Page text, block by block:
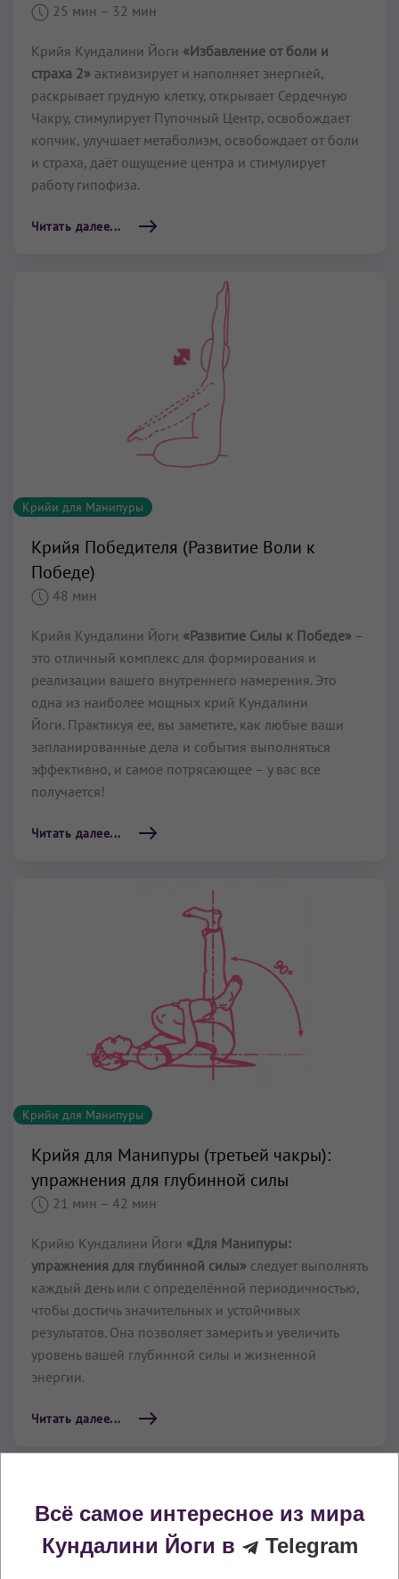
25 мин – 32 мин
Крийя Кундалини Йоги «Избавление от боли и
страха 2» активизирует и наполняет энергией,
раскрывает грудную клетку, открывает Сердечную
Чакру, стимулирует Пупочный Центр, освобождает
копчик, улучшает метаболизм, освобождает от боли
и страха, даёт ощущение центра и стимулирует
работу гипофиза.
Читать далее...
Крийи для Манипуры
Крийя Победителя (Развитие Воли к
Победе)
48 мин
Крийя Кундалини Йоги «Развитие Силы к Победе» –
это отличный комплекс для формирования и
реализации вашего внутреннего намерения. Это
одна из наиболее мощных крий Кундалини
Йоги. Практикуя ее, вы заметите, как любые ваши
запланированные дела и события выполняться
эффективно, и самое потрясающее – у вас все
получается!
Читать далее...
Крийи для Манипуры
Крийя для Манипуры (третьей чакры):
упражнения для глубинной силы
21 мин – 42 мин
Крийю Кундалини Йоги «Для Манипуры:
упражнения для глубинной силы» следует выполнять
каждый день или с определённой периодичностью,
чтобы достичь значительных и устойчивых
результатов. Она позволяет замерить и увеличить
уровень вашей глубинной силы и жизненной
энергии.
Читать далее...
Всё самое интересное из мира
Кундалини Йоги в
Telegram